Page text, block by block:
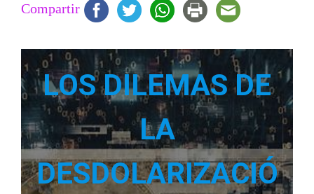
Compartir
LOS DILEMAS DE
LA
DESDOLARIZACIÓ